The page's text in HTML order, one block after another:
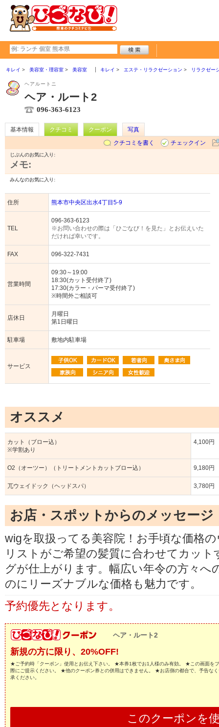
キレイ 美容室・理容室 美容室 キレイ エステ・リラクゼーション リラクゼー
ヘアルートニ
ヘア・ルート2
096-363-6123
基本情報 クチコミ クーポン
写真
クチコミを書く
チェックイン
じぶんのお気に入り:
メモ:
みんなのお気に入り:
住所 熊本市中央区出水4丁目5-9
TEL
096-363-6123
※お問い合わせの際は「ひごなび！を見た」とお伝えいた
だければ幸いです。
FAX 096-322-7431
営業時間
09:30～19:00
18:30(カット受付終了)
17:30(カラー・パーマ受付終了)
※時間外ご相談可
店休日
月曜日
第1日曜日
駐車場 敷地内駐車場
サービス
オススメ
カット（ブロー込）
※学割あり
4,100円
O2（オーツー）（トリートメントカットブロー込） 9,180円
兀ウェイドック（ヘッドスパ） 3,780円
お店・スポットからのメッセージ
wigを取扱ってる美容院！お手頃な価格
リストがご希望の髪質に合わせてカッ
グが仕上がります。幅広い年令の方々へ
のにリーズナブルな価格も魅力です。
予約優先となります。
ヘア・ルート2
新規の方に限り、20%OFF!
★ご予約時「クーポン」使用とお伝え下さい。 ★本券1枚でお1人様のみ有効。 ★この画面を
際にご提示ください。 ★他のクーポン券との併用はできません。 ★お店側の都合で、予告な
承ください。
このクーポンを